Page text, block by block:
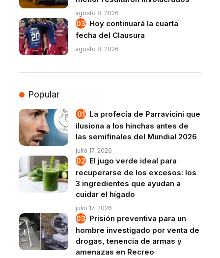
agosto 8, 2026
Hoy continuará la cuarta
fecha del Clausura
agosto 8, 2026
Popular
La profecía de Parravicini que
ilusiona a los hinchas antes de
las semifinales del Mundial 2026
julio 17, 2026
El jugo verde ideal para
recuperarse de los excesos: los
3 ingredientes que ayudan a
cuidar el hígado
julio 17, 2026
Prisión preventiva para un
hombre investigado por venta de
drogas, tenencia de armas y
amenazas en Recreo